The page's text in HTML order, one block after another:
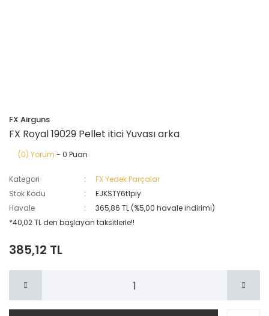
FX Airguns
FX Royal 19029 Pellet itici Yuvası arka
(0) Yorum - 0 Puan
Kategori
FX Yedek Parçalar
Stok Kodu
EJKSTY6t1piy
Havale
365,86 TL (%5,00 havale indirimi)
*40,02 TL den başlayan taksitlerle!!
385,12 TL